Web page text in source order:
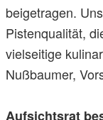
beigetragen.
Pistenqualität,
vielseitige
Nußbaumer,
Aufsichtsrat